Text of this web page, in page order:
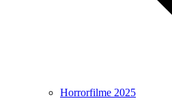
Horrorfilme 2025